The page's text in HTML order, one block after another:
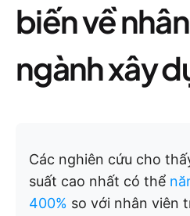
biến về
ngành xây
Các nghiên cứu cho
suất cao nhất có thể
400% so với nhân viên